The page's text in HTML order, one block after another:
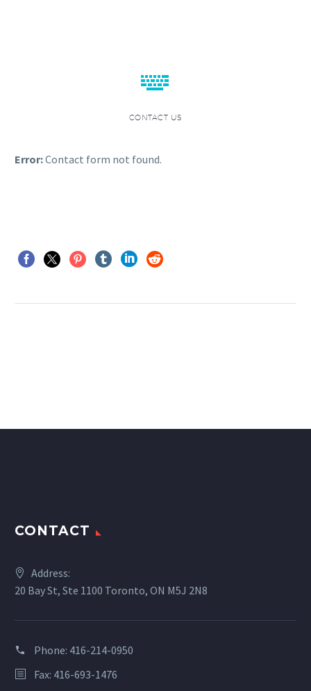


CONTACT US
Error:Contact form not found.
CONTACT
Address:
20 Bay St, Ste 1100 Toronto, ON M5J 2N8
Phone: 416-214-0950
Fax: 416-693-1476